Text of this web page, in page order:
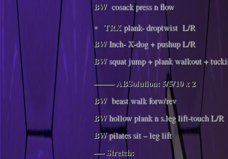
BWcosack press n flow
TRXplank- droptwist L/R
BWInch- X-dog + pushup L/R
BWsquat jump + plank walkout +
——– ABSolution: 5/5/10 x 2
BW beast walk forw/rev
BWhollow plank n s.leg lift-touch L/R
BWpilates sit – leg lift
—- Stretch: